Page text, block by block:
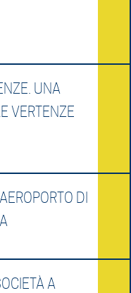
UNA
VERTENZE
DI
A